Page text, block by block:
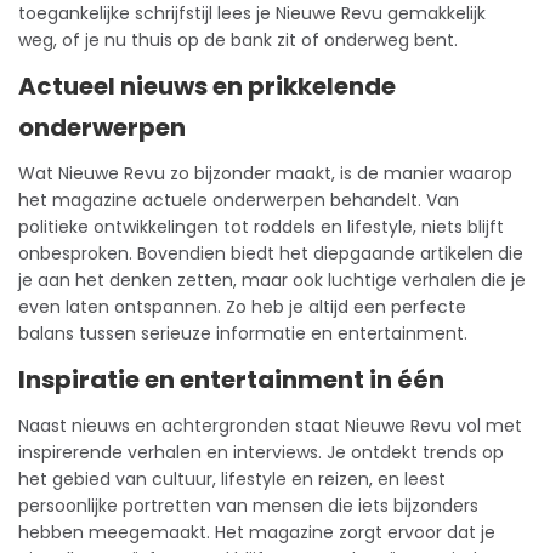
toegankelijke schrijfstijl lees je Nieuwe Revu gemakkelijk
weg, of je nu thuis op de bank zit of onderweg bent.
Actueel nieuws en prikkelende
onderwerpen
Wat Nieuwe Revu zo bijzonder maakt, is de manier waarop
het magazine actuele onderwerpen behandelt. Van
politieke ontwikkelingen tot roddels en lifestyle, niets blijft
onbesproken. Bovendien biedt het diepgaande artikelen die
je aan het denken zetten, maar ook luchtige verhalen die je
even laten ontspannen. Zo heb je altijd een perfecte
balans tussen serieuze informatie en entertainment.
Inspiratie en entertainment in één
Naast nieuws en achtergronden staat Nieuwe Revu vol met
inspirerende verhalen en interviews. Je ontdekt trends op
het gebied van cultuur, lifestyle en reizen, en leest
persoonlijke portretten van mensen die iets bijzonders
hebben meegemaakt. Het magazine zorgt ervoor dat je